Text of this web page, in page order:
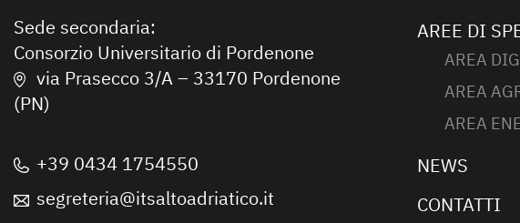
Sede secondaria:
Consorzio Universitario di Pordenone
via Prasecco 3/A – 33170 Pordenone
(PN)
+39 0434 1754550
segreteria@itsaltoadriatico.it
AREE DI
AREA
AREA
AREA
NEWS
CONTATTI